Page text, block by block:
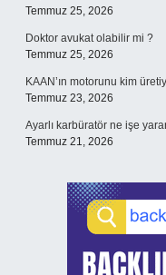
Temmuz 25, 2026
Doktor avukat olabilir mi ?
Temmuz 25, 2026
KAAN’ın motorunu kim
Temmuz 23, 2026
Ayarlı karbüratör ne işe
Temmuz 21, 2026